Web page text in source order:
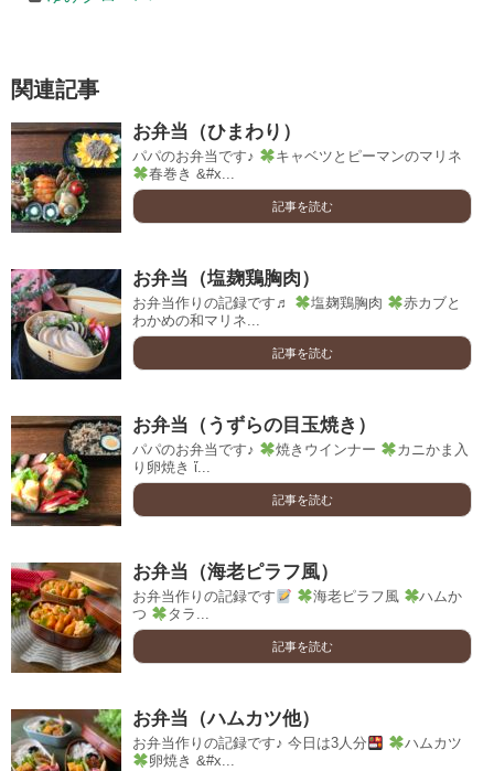
関連記事
お弁当（ひまわり）
パパのお弁当です♪
キャベツとピーマンのマリネ
春巻き &#x...
記事を読む
お弁当（塩麹鶏胸肉）
お弁当作りの記録です♬ 塩麹鶏胸肉
赤カブと
わかめの和マリネ...
記事を読む
お弁当（うずらの目玉焼き）
パパのお弁当です♪ 焼きウインナー
カニかま入
り卵焼き ἴ...
記事を読む
お弁当（海老ピラフ風）
お弁当作りの記録です 海老ピラフ風
ハムか
つ
タラ...
記事を読む
お弁当（ハムカツ他）
お弁当作りの記録です♪ 今日は3人分
ハムカツ
卵焼き &#x...